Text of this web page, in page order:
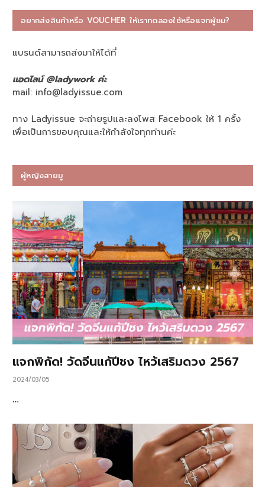
อยากส่งสินค้าหรือ VOUCHER ให้เราทดลองใช้หรือแจกผู้ชม?
แบรนด์สามารถส่งมาให้ได้ที่
แอดไลน์ @ladywork ค่ะ
mail: info@ladyissue.com
ทาง Ladyissue จะถ่ายรูปและลงโพส Facebook ให้ 1 ครั้ง
เพื่อเป็นการขอบคุณและให้กำลังใจทุกท่านค่ะ
ผู้หญิงสายมู
แจกพิกัด! วัดจีนแก้ปีชง ไหว้เสริมดวง 2567
2024/03/05
…